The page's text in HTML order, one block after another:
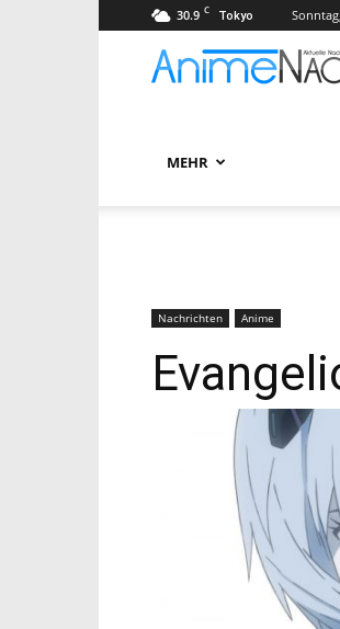
30.9 C Tokyo
MEHR
Nachrichten Anime